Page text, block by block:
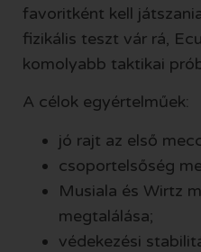
favoritként kell
fizikális teszt vár rá,
komolyabb taktikai
A célok egyértelműek:
jó rajt az első
csoportelsőség
Musiala és Wirtz
megtalálása;
védekezési